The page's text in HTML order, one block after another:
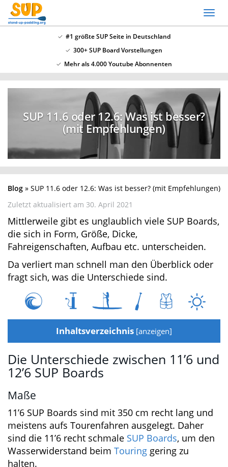
Skip
#1 größte SUP Seite in Deutschland
300+ SUP Board Vorstellungen
Mehr als 4.000 Youtube Abonnenten
SUP 11.6 oder 12.6: Was ist besser?
(mit Empfehlungen)
Blog
SUP 11.6 oder 12.6: Was ist besser? (mit
Mittlerweile gibt es unglaublich viele SUP
Boards, die sich in Form, Größe, Dicke,
Fahreigenschaften, Aufbau etc. unterscheiden.
Da verliert man schnell man den Überblick
Inhaltsverzeichnis[anzeigen]
Die Unterschiede zwischen 11’6
und 12’6 SUP Boards
11’6 SUP Boards sind mit 350 cm recht lang
und meistens aufs Tourenfahren ausgelegt.
Daher sind die 11’6 recht schmaleSUP Boards
um den Wasserwiderstand beim Touring
SSV: Große Bluefin Sonderangebote
In unserem SUP Board Test 2024 haben wir alle
aktuellen Bluefin Boards getestet und waren
überzeugt! Aktuell gib es wieder großeBluefin
Sonderangebote hier.
Jetzt Bluefin Angebote ansehen